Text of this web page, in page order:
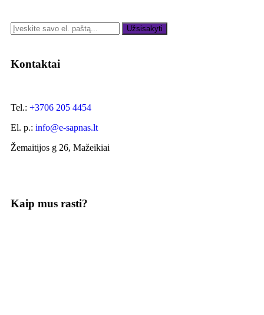
Užsisakyti
Kontaktai
Tel.: +3706 205 4454
El. p.: info@e-sapnas.lt
Žemaitijos g 26, Mažeikiai
Kaip mus rasti?